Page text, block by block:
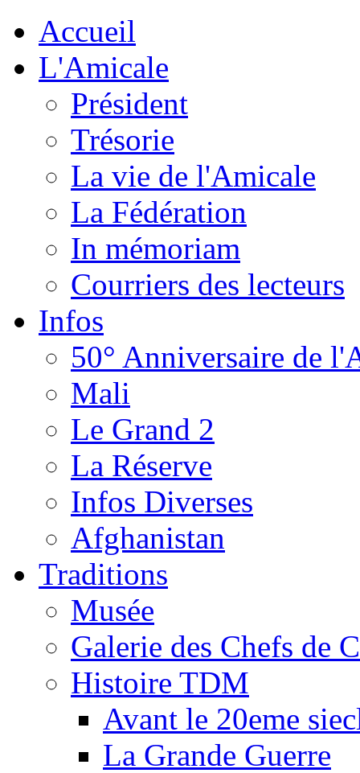
Accueil
L'Amicale
Président
Trésorie
La vie de l'Amicale
La Fédération
In mémoriam
Courriers des lecteurs
Infos
50° Anniversaire de
Mali
Le Grand 2
La Réserve
Infos Diverses
Afghanistan
Traditions
Musée
Galerie des Chefs de
Histoire TDM
Avant le 20eme
La Grande Guerre